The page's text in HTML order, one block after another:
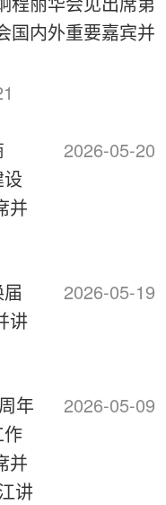
国内外重要嘉宾并
并
2026-05-20
讲
2026-05-19
年
并
讲
2026-05-09